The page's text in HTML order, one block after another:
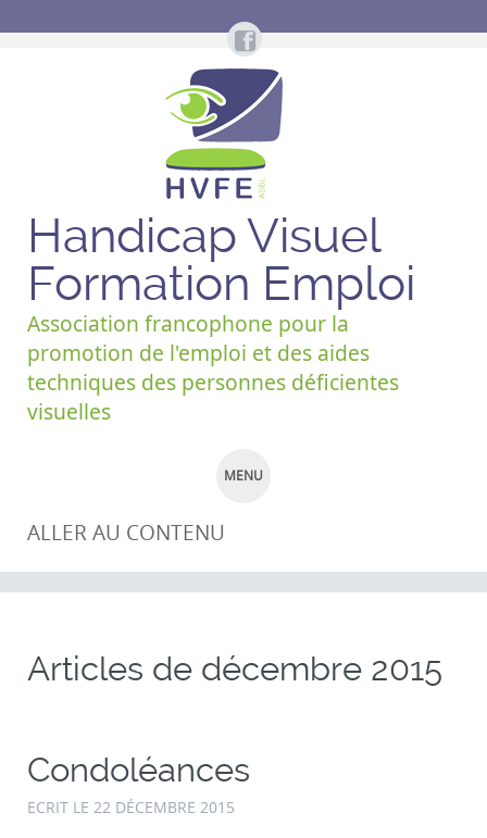
Handicap Visuel
Formation Emploi
Association francophone pour la
promotion de l'emploi et des aides
techniques des personnes déficientes
visuelles
MENU
ALLER AU CONTENU
Articles de décembre 2015
Condoléances
ECRIT LE 22 DÉCEMBRE 2015